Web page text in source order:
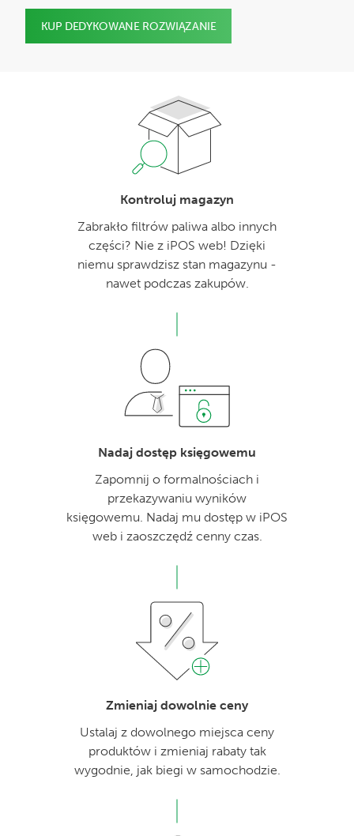
KUP DEDYKOWANE ROZWIĄZANIE
Kontroluj magazyn
Zabrakło filtrów paliwa albo innych
części? Nie z iPOS web! Dzięki
niemu sprawdzisz stan magazynu -
nawet podczas zakupów.
Nadaj dostęp księgowemu
Zapomnij o formalnościach i
przekazywaniu wyników
księgowemu. Nadaj mu dostęp w iPOS
web i zaoszczędź cenny czas.
Zmieniaj dowolnie ceny
Ustalaj z dowolnego miejsca ceny
produktów i zmieniaj rabaty tak
wygodnie, jak biegi w samochodzie.